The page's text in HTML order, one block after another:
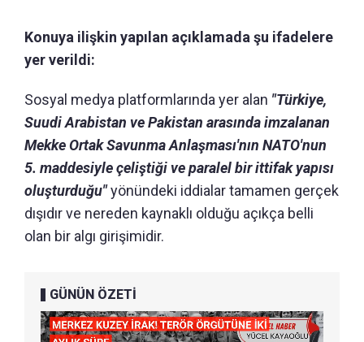
Konuya ilişkin yapılan açıklamada şu ifadelere
yer verildi:
Sosyal medya platformlarında yer alan "Türkiye,
Suudi Arabistan ve Pakistan arasında imzalanan
Mekke Ortak Savunma Anlaşması'nın NATO'nun
5. maddesiyle çeliştiği ve paralel bir ittifak yapısı
oluşturduğu"yönündeki iddialar tamamen gerçek
dışıdır ve nereden kaynaklı olduğu açıkça belli
olan bir algı girişimidir.
GÜNÜN ÖZETİ